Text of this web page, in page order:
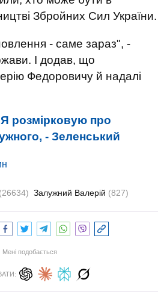
Збройних Сил України.
- саме зараз", -
І додав, що
Федоровичу й надалі
Я розмірковую про
- Зеленський
(26634) Залужний Валерій (827)
Мені подобається